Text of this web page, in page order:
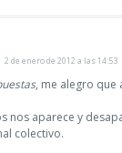
2 de enero de 2012 a las 14:53
, me alegro que
nos aparece y
colectivo.